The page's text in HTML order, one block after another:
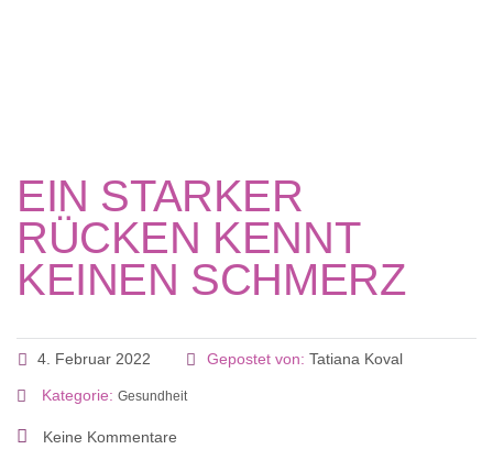
EIN STARKER
RÜCKEN KENNT
KEINEN SCHMERZ
4. Februar 2022 Gepostet von: Tatiana Koval
Kategorie: Gesundheit
Keine Kommentare